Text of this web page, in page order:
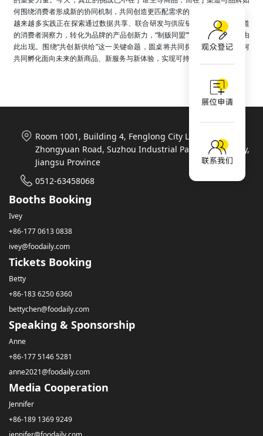
何围绕消费者形成新的协同机制，共同创造更匹配需求的新供给。
越来越多实践正在探索通过数据共享、联合研发与供应链深度融合，将渠道
的消费者洞察力，转化为品牌的产品创新力，“制贩同盟”“合盒共生”等模式由
此出现。围绕“共创新供给”这一关键命题，圆桌将共同探讨渠道与品牌如何
共同孵化面向未来的新商品、新服务与新体验，实现可持续的协同增长。
Room 1001, Building 4, Fenglong City Life Plaza, 788
Zhongyuan Road, Suzhou Industrial Park, Suzhou City,
Jiangsu Province
0512-63458068
Booths Booking
Ivey
+86-177 0613 0838
ivey@foodaily.com
Tickets Booking
Betty
+86-183 6250 6360
bettychen@foodaily.com
Speaking & Sponsorship
Anne
+86-177 5146 5281
anne2021@foodaily.com
Media Cooperation
Jennifer
+86-189 1369 9249